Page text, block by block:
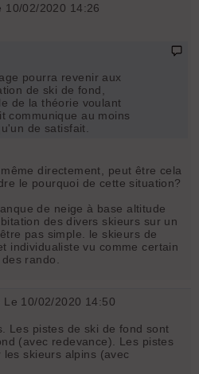
10/02/2020 14:26
pourra revenir aux
de ski de fond,
de la théorie voulant
communique au moins
de satisfait.
directement, peut être cela
le pourquoi de cette situation?
de neige à base altitude
des divers skieurs sur un
pas simple. le skieurs de
individualiste vu comme certain
rando.
Le 10/02/2020 14:50
Les pistes de ski de fond sont
(avec redevance). Les pistes
skieurs alpins (avec